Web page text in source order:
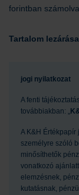
forintban számolva.
Tartalom
jogi nyilatkozat
A fenti
továbbiakban: „
A K&H
személyre szóló
minősíthetők
vonatkozó
elemzésnek,
kutatásnak,